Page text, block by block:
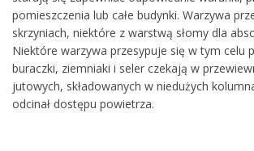
pomieszczenia lub całe budynki. Warzywa
skrzyniach, niektóre z warstwą słomy dla
Niektóre warzywa przesypuje się w tym celu
buraczki, ziemniaki i seler czekają w
jutowych, składowanych w niedużych
odcinał dostępu powietrza.